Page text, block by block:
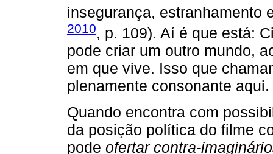
insegurança, estranhamento
2010, p. 109). Aí é que está:
pode criar um outro mundo,
em que vive. Isso que
plenamente consonante aqui.
Quando encontra com
da posição política do filme
pode ofertar contra-